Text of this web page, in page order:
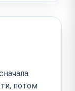
потом